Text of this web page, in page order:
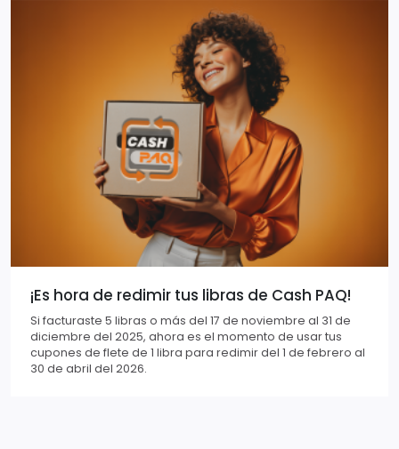
¡Es hora de redimir tus libras de Cash PAQ!
Si facturaste 5 libras o más del 17 de noviembre al 31 de
diciembre del 2025, ahora es el momento de usar tus
cupones de flete de 1 libra para redimir del 1 de febrero al
30 de abril del 2026.